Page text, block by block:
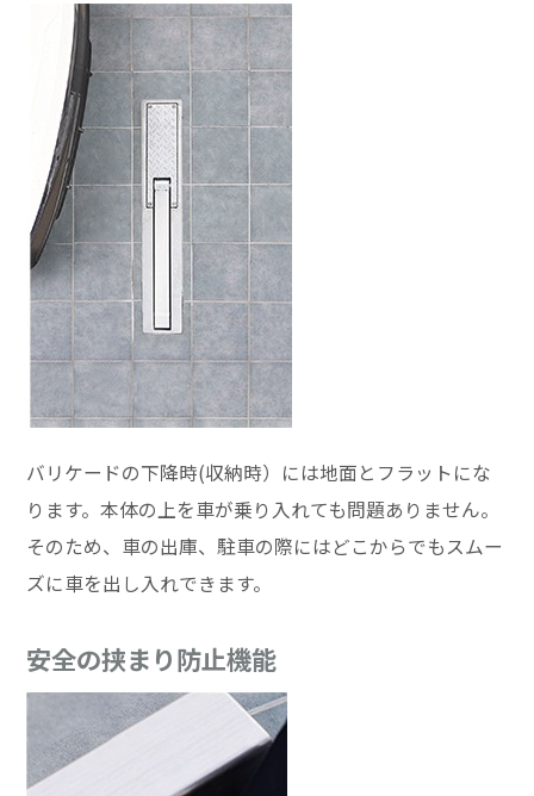
バリケードの下降時(収納時）には地面とフラットにな
ります。本体の上を車が乗り入れても問題ありません。
そのため、車の出庫、駐車の際にはどこからでもスムー
ズに車を出し入れできます。
安全の挟まり防止機能